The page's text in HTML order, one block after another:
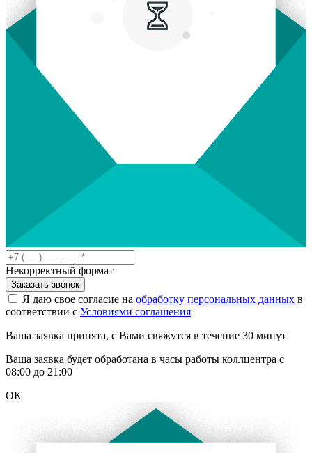
Некорректный формат
Заказать звонок
Я даю свое согласие на обработку персональных данных в
соответствии с Условиями соглашения
Ваша заявка принята, с Вами свяжутся в течение 30 минут
Ваша заявка будет обработана в часы работы коллцентра с
08:00 до 21:00
ОК